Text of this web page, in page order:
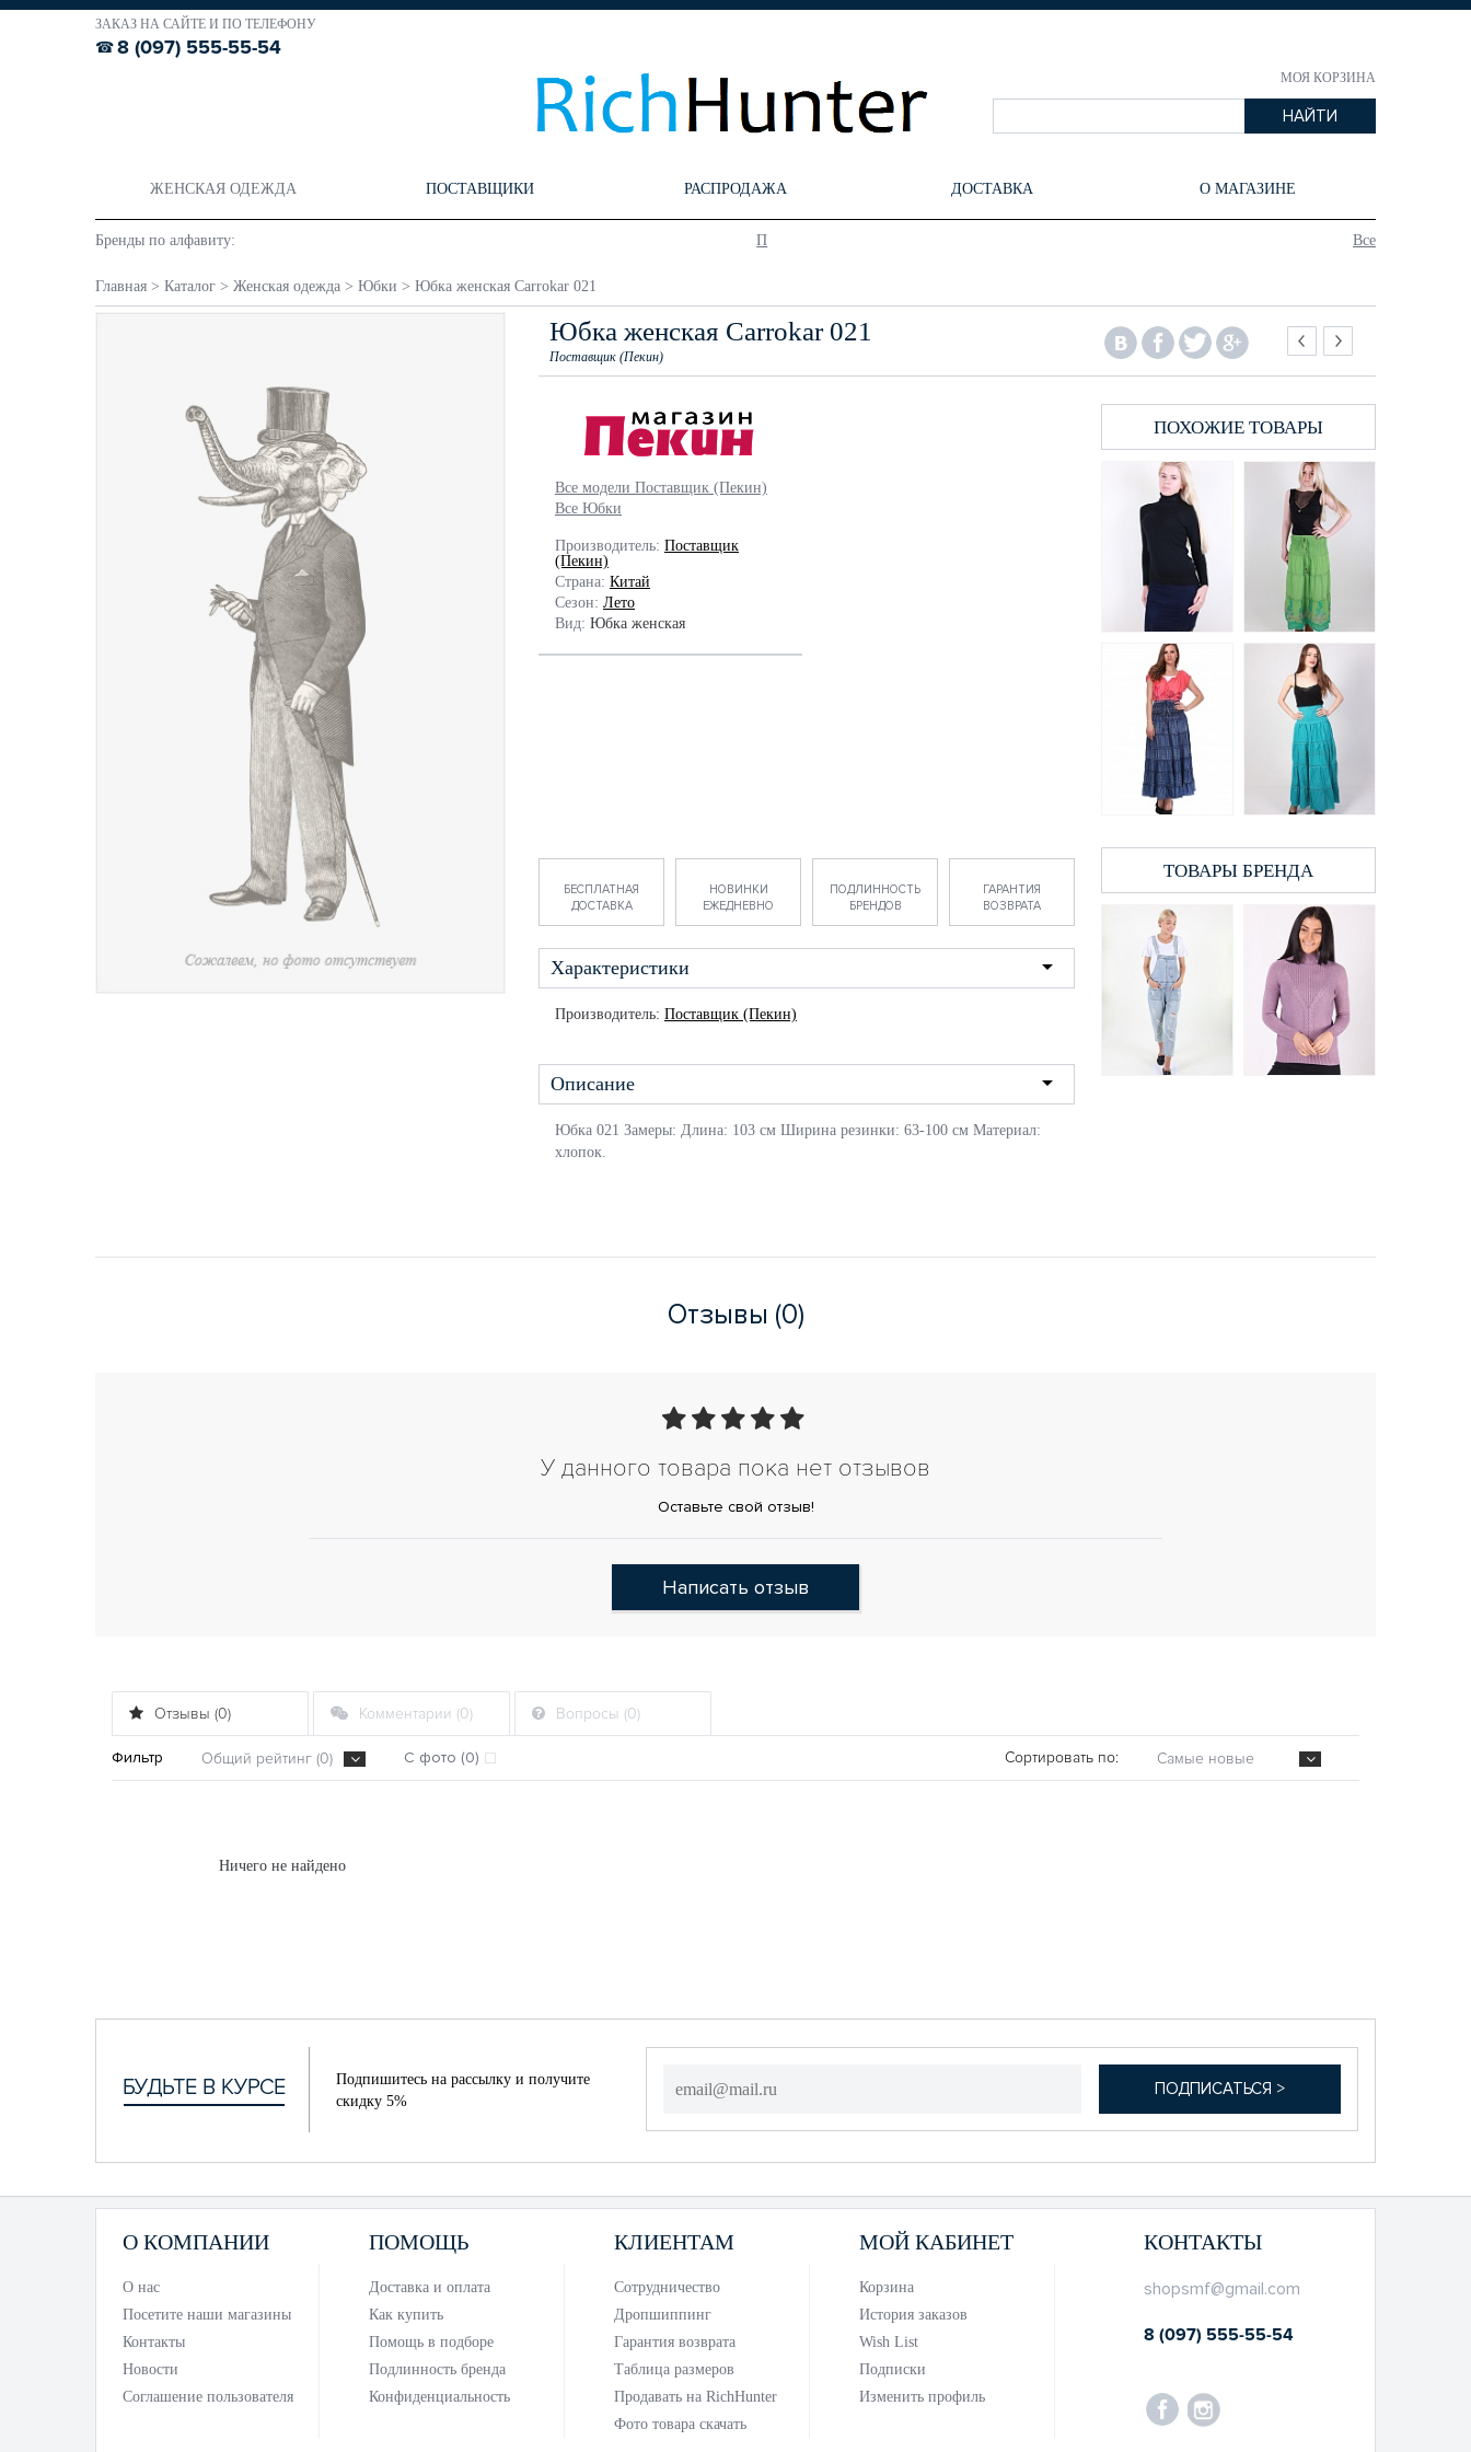
ЗАКАЗ НА САЙТЕ И ПО ТЕЛЕФОНУ
8 (097) 555-55-54
МОЯ КОРЗИНА
ЖЕНСКАЯ ОДЕЖДА ПОСТАВЩИКИ РАСПРОДАЖА ДОСТАВКА О МАГАЗИНЕ
Бренды по алфавиту: П Все
Главная > Каталог > Женская одежда > Юбки > Юбка женская Carrokar 021
Юбка женская Carrokar 021
Поставщик (Пекин)
Все модели Поставщик (Пекин)
Все Юбки
Производитель: Поставщик
(Пекин)
Страна: Китай
Сезон: Лето
Вид: Юбка женская
БЕСПЛАТНАЯ
ДОСТАВКА
НОВИНКИ
ЕЖЕДНЕВНО
ПОДЛИННОСТЬ
БРЕНДОВ
ГАРАНТИЯ
ВОЗВРАТА
Характеристики
Производитель: Поставщик (Пекин)
Описание
Юбка 021 Замеры: Длина: 103 см Ширина резинки: 63-100 см Материал:
хлопок.
ПОХОЖИЕ ТОВАРЫ
Юбка женская
LadiesFashion 649
194 грн.
Юбка женская
Carrokar 5013
194 грн.
Юбка женская
XIAOJI 5108
194 грн.
Юбка женская
XIAOJI 1379
206 грн.
ТОВАРЫ БРЕНДА
Отзывы (0)
У данного товара пока нет отзывов
Оставьте свой отзыв!
Написать отзыв
Отзывы (0) Комментарии (0) Вопросы (0)
Фильтр Общий рейтинг (0) С фото (0) Сортировать по: Самые новые
Ничего не найдено
Подпишитесь на рассылку и получите
скидку 5%
О КОМПАНИИ
О нас
Посетите наши магазины
Контакты
Новости
Соглашение пользователя
ПОМОЩЬ
Доставка и оплата
Как купить
Помощь в подборе
Подлинность бренда
Конфиденциальность
КЛИЕНТАМ
Сотрудничество
Дропшиппинг
Гарантия возврата
Таблица размеров
Продавать на RichHunter
Фото товара скачать
МОЙ КАБИНЕТ
Корзина
История заказов
Wish List
Подписки
Изменить профиль
КОНТАКТЫ
shopsmf@gmail.com
8 (097) 555-55-54